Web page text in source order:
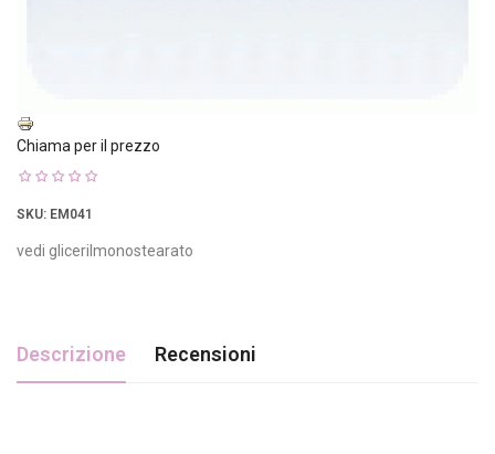
Chiama per il prezzo
SKU: EM041
vedi glicerilmonostearato
Descrizione Recensioni